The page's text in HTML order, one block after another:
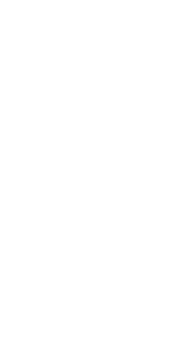
search